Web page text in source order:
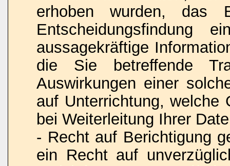
erhoben wurden, das
Entscheidungsfindung
aussagekräftige
die Sie betreffende
Auswirkungen einer
auf Unterrichtung, welche
bei Weiterleitung Ihrer
- Recht auf Berichtigung
ein Recht auf